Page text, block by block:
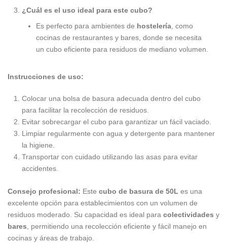
¿Cuál es el uso ideal para este cubo?
Es perfecto para ambientes de hostelería, como
cocinas de restaurantes y bares, donde se necesita
un cubo eficiente para residuos de mediano volumen.
Instrucciones de uso:
Colocar una bolsa de basura adecuada dentro del cubo
para facilitar la recolección de residuos.
Evitar sobrecargar el cubo para garantizar un fácil vaciado.
Limpiar regularmente con agua y detergente para mantener
la higiene.
Transportar con cuidado utilizando las asas para evitar
accidentes.
Consejo profesional: Este cubo de basura de 50L es una
excelente opción para establecimientos con un volumen de
residuos moderado. Su capacidad es ideal para colectividades y
bares, permitiendo una recolección eficiente y fácil manejo en
cocinas y áreas de trabajo.